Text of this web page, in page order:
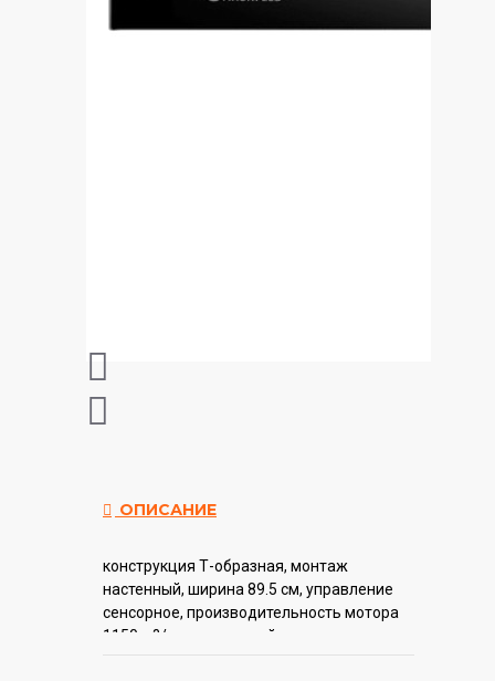
ОПИСАНИЕ
конструкция Т-образная, монтаж
настенный, ширина 89.5 см, управление
сенсорное, производительность мотора
1150 м?/ч, цвет черный